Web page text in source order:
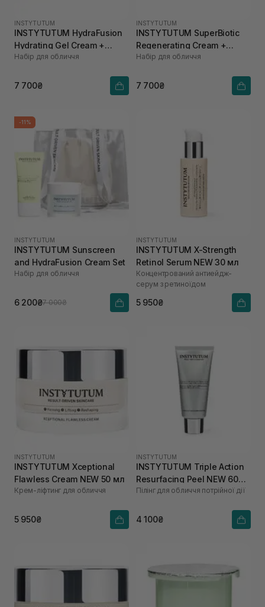
INSTYTUTUM
INSTYTUTUM HydraFusion
Hydrating Gel Cream +
REFILL POD 50 мл, 50 мл
Набір для обличчя
7 700₴
INSTYTUTUM
INSTYTUTUM SuperBiotic
Regenerating Cream +
REFILL POD 50 мл, 50 мл
Набір для обличчя
7 700₴
-11%
INSTYTUTUM
INSTYTUTUM Sunscreen
and HydraFusion Cream Set
Набір для обличчя
6 200₴7 000₴
INSTYTUTUM
INSTYTUTUM X-Strength
Retinol Serum NEW 30 мл
Концентрований антиейдж-
серум з ретиноїдом​
5 950₴
INSTYTUTUM
INSTYTUTUM Xceptional
Flawless Cream NEW 50 мл
Крем-ліфтинг для обличчя
5 950₴
INSTYTUTUM
INSTYTUTUM Triple Action
Resurfacing Peel NEW 60
мл
Пілінг для обличчя потрійної дії
4 100₴